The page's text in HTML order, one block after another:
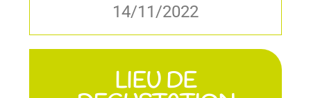
14/11/2022
LIEU DE